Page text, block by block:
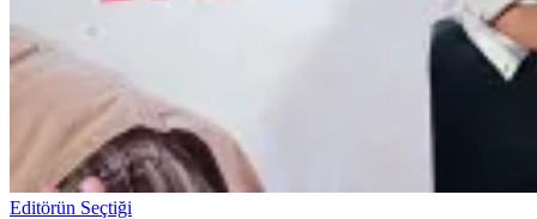
Editörün Seçtiği